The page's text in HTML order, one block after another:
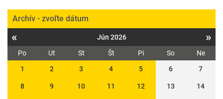
Archív - zvoľte dátum
« Jún 2026 »
Po Ut St Št Pi So
Ne
1
2 3 4 5 6 7
8 9 10 11 12 13 14